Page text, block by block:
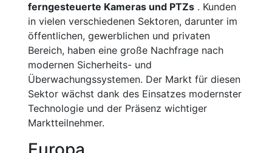
ferngesteuerte Kameras und PTZs . Kunden
in vielen verschiedenen Sektoren, darunter im
öffentlichen, gewerblichen und privaten
Bereich, haben eine große Nachfrage nach
modernen Sicherheits- und
Überwachungssystemen. Der Markt für diesen
Sektor wächst dank des Einsatzes modernster
Technologie und der Präsenz wichtiger
Marktteilnehmer.